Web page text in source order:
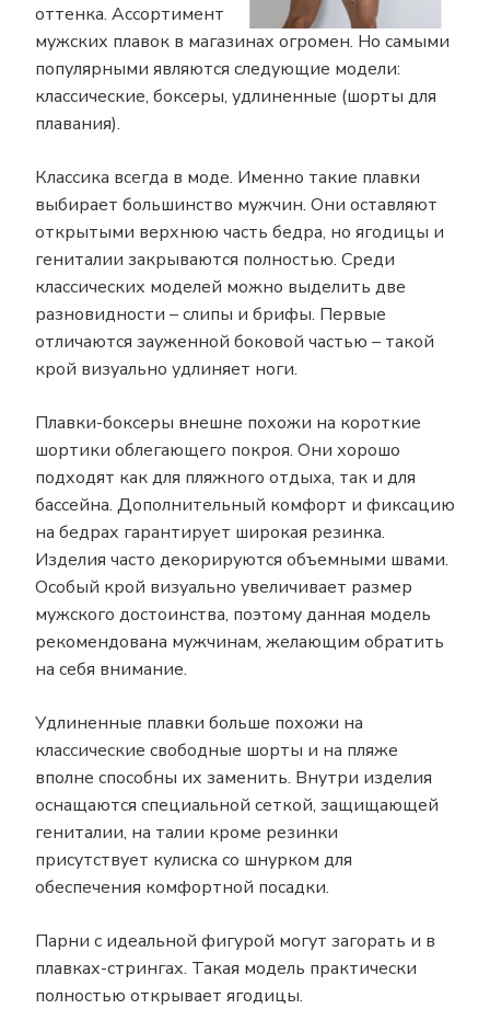
оттенка. Ассортимент
мужских плавок в магазинах огромен. Но самыми
популярными являются следующие модели:
классические, боксеры, удлиненные (шорты для
плавания).
Классика всегда в моде. Именно такие плавки
выбирает большинство мужчин. Они оставляют
открытыми верхнюю часть бедра, но ягодицы и
гениталии закрываются полностью. Среди
классических моделей можно выделить две
разновидности – слипы и брифы. Первые
отличаются зауженной боковой частью – такой
крой визуально удлиняет ноги.
Плавки-боксеры внешне похожи на короткие
шортики облегающего покроя. Они хорошо
подходят как для пляжного отдыха, так и для
бассейна. Дополнительный комфорт и фиксацию
на бедрах гарантирует широкая резинка.
Изделия часто декорируются объемными швами.
Особый крой визуально увеличивает размер
мужского достоинства, поэтому данная модель
рекомендована мужчинам, желающим обратить
на себя внимание.
Удлиненные плавки больше похожи на
классические свободные шорты и на пляже
вполне способны их заменить. Внутри изделия
оснащаются специальной сеткой, защищающей
гениталии, на талии кроме резинки
присутствует кулиска со шнурком для
обеспечения комфортной посадки.
Парни с идеальной фигурой могут загорать и в
плавках-стрингах. Такая модель практически
полностью открывает ягодицы.